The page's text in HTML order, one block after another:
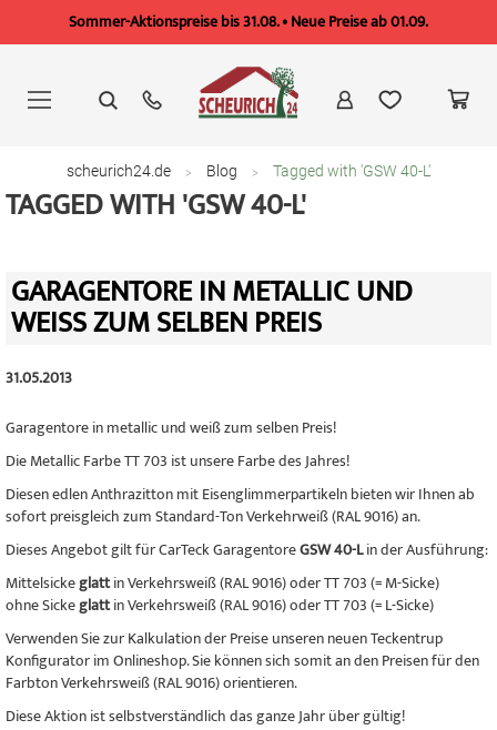
Sommer-Aktionspreise bis 31.08. • Neue Preise ab 01.09.
springen
scheurich24.de Blog Tagged with 'GSW 40-L'
TAGGED WITH 'GSW 40-L'
GARAGENTORE IN METALLIC UND
WEISS ZUM SELBEN PREIS
31.05.2013
Garagentore in metallic und weiß zum selben Preis!
Die Metallic Farbe TT 703 ist unsere Farbe des Jahres!
Diesen edlen Anthrazitton mit Eisenglimmerpartikeln bieten wir Ihnen ab
sofort preisgleich zum Standard-Ton Verkehrweiß (RAL 9016) an.
Dieses Angebot gilt für CarTeck GaragentoreGSW 40-Lin der Ausführung:
Mittelsickeglattin Verkehrsweiß (RAL 9016) oder TT 703 (= M-Sicke)
ohne Sickeglattin Verkehrsweiß (RAL 9016) oder TT 703 (= L-Sicke)
Verwenden Sie zur Kalkulation der Preise unseren neuen Teckentrup
Konfigurator im Onlineshop. Sie können sich somit an den Preisen für den
Farbton Verkehrsweiß (RAL 9016) orientieren.
Diese Aktion ist selbstverständlich das ganze Jahr über gültig!